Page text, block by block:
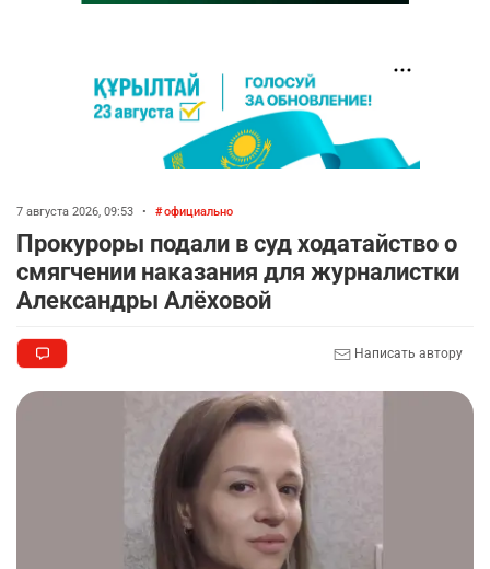
7 августа 2026, 09:53 • официально
Прокуроры подали в суд ходатайство о
смягчении наказания для журналистки
Александры Алёховой
Написать автору